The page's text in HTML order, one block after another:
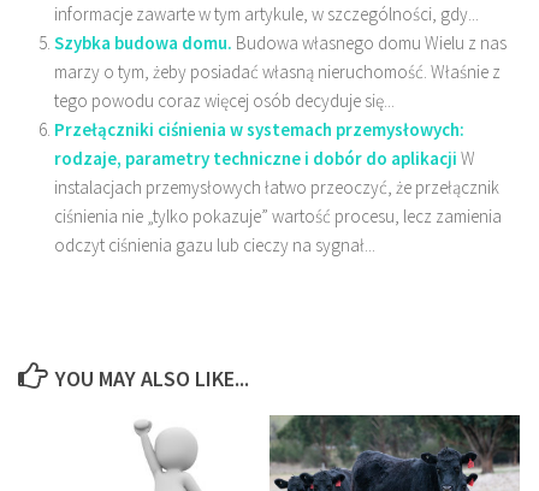
informacje zawarte w tym artykule, w szczególności, gdy...
Szybka budowa domu. Budowa własnego domu Wielu z nas
marzy o tym, żeby posiadać własną nieruchomość. Właśnie z
tego powodu coraz więcej osób decyduje się...
Przełączniki ciśnienia w systemach przemysłowych:
rodzaje, parametry techniczne i dobór do aplikacji W
instalacjach przemysłowych łatwo przeoczyć, że przełącznik
ciśnienia nie „tylko pokazuje” wartość procesu, lecz zamienia
odczyt ciśnienia gazu lub cieczy na sygnał...
YOU MAY ALSO LIKE...